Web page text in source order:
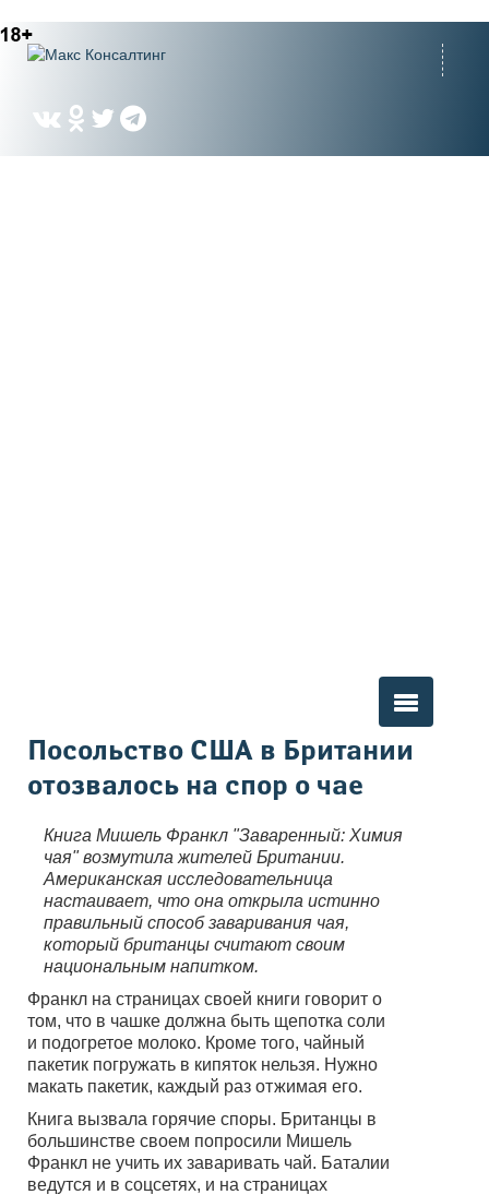
Вы здесь
Посольство США в Британии
отозвалось на спор о чае
Книга Мишель Франкл "Заваренный: Химия
чая" возмутила жителей Британии.
Американская исследовательница
настаивает, что она открыла истинно
правильный способ заваривания чая,
который британцы считают своим
национальным напитком.
Франкл на страницах своей книги говорит о
том, что в чашке должна быть щепотка соли
и подогретое молоко. Кроме того, чайный
пакетик погружать в кипяток нельзя. Нужно
макать пакетик, каждый раз отжимая его.
Книга вызвала горячие споры. Британцы в
большинстве своем попросили Мишель
Франкл не учить их заваривать чай. Баталии
ведутся и в соцсетях, и на страницах